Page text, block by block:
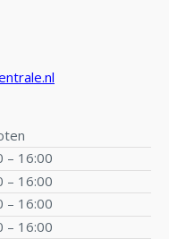
– 16:00
– 16:00
– 16:00
– 16:00